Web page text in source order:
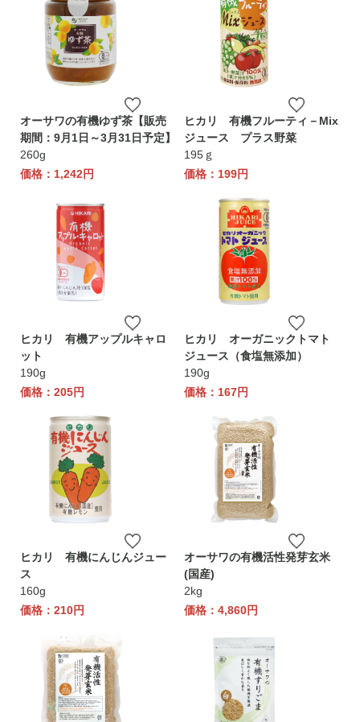
オーサワの有機ゆず茶【販売
期間：9月1日～3月31日予定】
260g
価格：1,242円
ヒカリ 有機フルーティ－Mix
ジュース プラス野菜
195ｇ
価格：199円
ヒカリ 有機アップルキャロ
ット
190g
価格：205円
ヒカリ オーガニックトマト
ジュース（食塩無添加）
190g
価格：167円
ヒカリ 有機にんじんジュー
ス
160g
価格：210円
オーサワの有機活性発芽玄米
(国産)
2kg
価格：4,860円